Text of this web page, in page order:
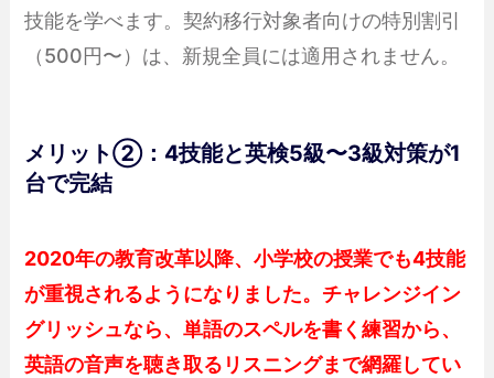
技能を学べます。契約移行対象者向けの特別割引
（500円〜）は、新規全員には適用されません。
メリット②：4技能と英検5級〜3級対策が1
台で完結
2020年の教育改革以降、小学校の授業でも4技能
が重視されるようになりました。チャレンジイン
グリッシュなら、単語のスペルを書く練習から、
英語の音声を聴き取るリスニングまで網羅してい